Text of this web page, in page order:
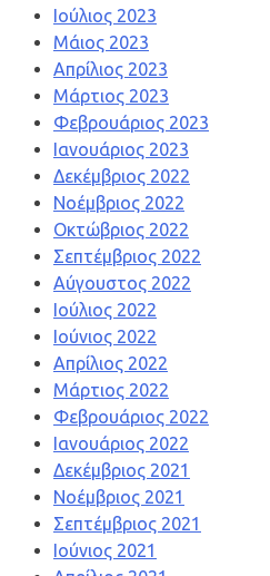
Ιούλιος 2023
Μάιος 2023
Απρίλιος 2023
Μάρτιος 2023
Φεβρουάριος 2023
Ιανουάριος 2023
Δεκέμβριος 2022
Νοέμβριος 2022
Οκτώβριος 2022
Σεπτέμβριος 2022
Αύγουστος 2022
Ιούλιος 2022
Ιούνιος 2022
Απρίλιος 2022
Μάρτιος 2022
Φεβρουάριος 2022
Ιανουάριος 2022
Δεκέμβριος 2021
Νοέμβριος 2021
Σεπτέμβριος 2021
Ιούνιος 2021